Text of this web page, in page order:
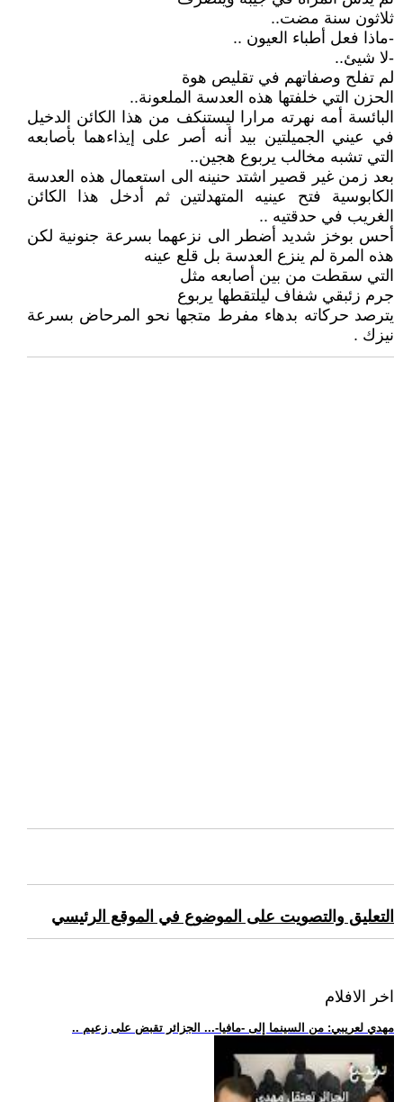
ثلاثون سنة مضت..
-ماذا فعل أطباء العيون ..
-لا شيئ..
لم تفلح وصفاتهم في تقليص هوة
الحزن التي خلفتها هذه العدسة الملعونة..
البائسة أمه نهرته مرارا ليستنكف من هذا الكائن الدخيل
في عيني الجميلتين بيد أنه أصر على إيذاءهما بأصابعه
التي تشبه مخالب يربوع هجين..
بعد زمن غير قصير اشتد حنينه الى استعمال هذه العدسة
الكابوسية فتح عينيه المتهدلتين ثم أدخل هذا الكائن
الغريب في حدقتيه ..
أحس بوخز شديد أضطر الى نزعهما بسرعة جنونية لكن
هذه المرة لم ينزع العدسة بل قلع عينه
التي سقطت من بين أصابعه مثل
جرم زئبقي شفاف ليلتقطها يربوع
يترصد حركاته بدهاء مفرط متجها نحو المرحاض بسرعة
نيزك .
التعليق والتصويت على الموضوع في الموقع الرئيسي
اخر الافلام
.. مهدي لعريبي: من السينما إلى -مافيا-... الجزائر تقبض على زعيم